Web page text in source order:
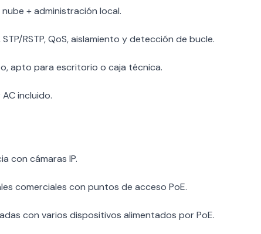
+ administración local.
RSTP, QoS, aislamiento y detección de bucle.
apto para escritorio o caja técnica.
incluido.
con cámaras IP.
comerciales con puntos de acceso PoE.
con varios dispositivos alimentados por PoE.